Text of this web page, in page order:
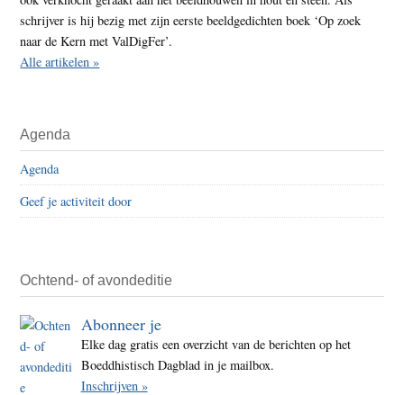
schrijver is hij bezig met zijn eerste beeldgedichten boek ‘Op zoek
naar de Kern met ValDigFer’.
Alle artikelen »
Agenda
Agenda
Geef je activiteit door
Ochtend- of avondeditie
Abonneer je
Elke dag gratis een overzicht van de berichten op het
Boeddhistisch Dagblad in je mailbox.
Inschrijven »